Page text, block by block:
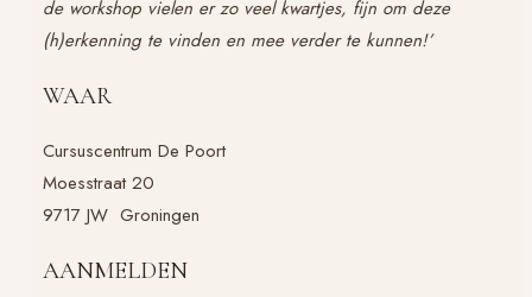
de workshop vielen er zo veel kwartjes, fijn om deze
(h)erkenning te vinden en mee verder te kunnen!’
WAAR
Cursuscentrum De Poort
Moesstraat 20
9717 JW Groningen
AANMELDEN